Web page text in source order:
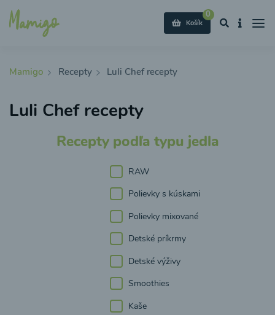
0
Košík
Mamigo Recepty Luli Chef recepty
Luli Chef recepty
Recepty podľa typu jedla
RAW
Polievky s kúskami
Polievky mixované
Detské príkrmy
Detské výživy
Smoothies
Kaše